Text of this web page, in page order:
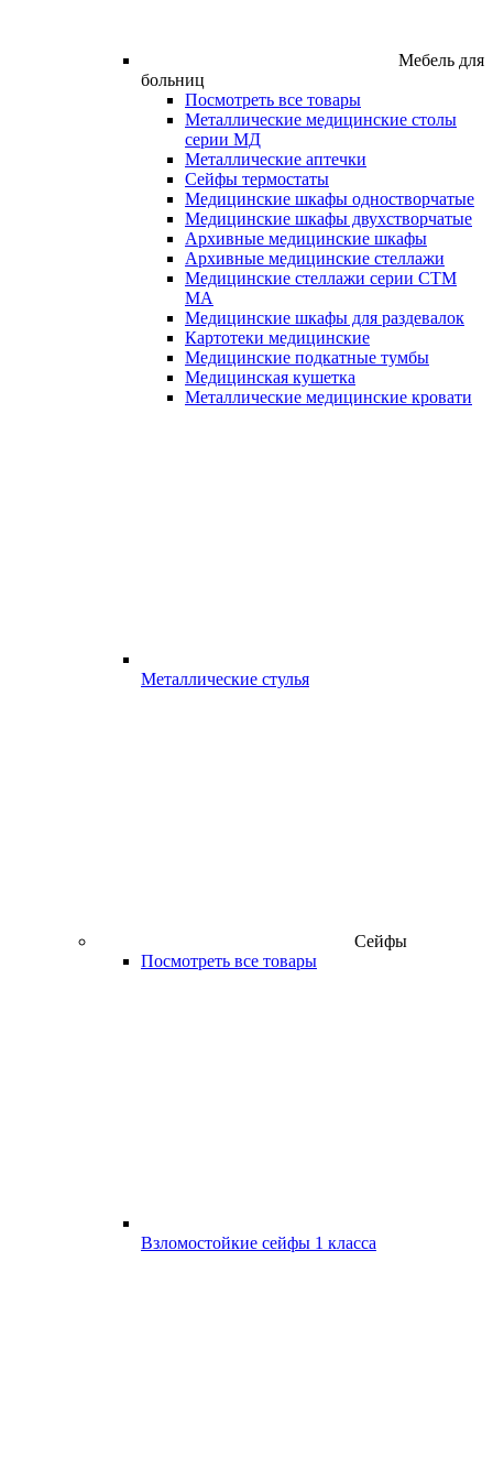
Мебель для
больниц
Посмотреть все товары
Металлические медицинские столы
серии МД
Металлические аптечки
Сейфы термостаты
Медицинские шкафы одностворчатые
Медицинские шкафы двухстворчатые
Архивные медицинские шкафы
Архивные медицинские стеллажи
Медицинские стеллажи серии СТМ
МА
Медицинские шкафы для раздевалок
Картотеки медицинские
Медицинские подкатные тумбы
Медицинская кушетка
Металлические медицинские кровати
Металлические стулья
Сейфы
Посмотреть все товары
Взломостойкие сейфы 1 класса